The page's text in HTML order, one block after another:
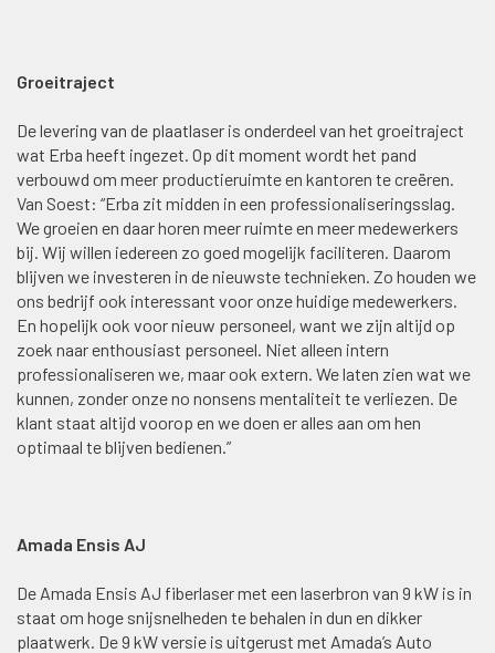
Groeitraject
De levering van de plaatlaser is onderdeel van het groeitraject
wat Erba heeft ingezet. Op dit moment wordt het pand
verbouwd om meer productieruimte en kantoren te creëren.
Van Soest: “Erba zit midden in een professionaliseringsslag.
We groeien en daar horen meer ruimte en meer medewerkers
bij. Wij willen iedereen zo goed mogelijk faciliteren. Daarom
blijven we investeren in de nieuwste technieken. Zo houden we
ons bedrijf ook interessant voor onze huidige medewerkers.
En hopelijk ook voor nieuw personeel, want we zijn altijd op
zoek naar enthousiast personeel. Niet alleen intern
professionaliseren we, maar ook extern. We laten zien wat we
kunnen, zonder onze no nonsens mentaliteit te verliezen. De
klant staat altijd voorop en we doen er alles aan om hen
optimaal te blijven bedienen.”
Amada Ensis AJ
De Amada Ensis AJ fiberlaser met een laserbron van 9 kW is in
staat om hoge snijsnelheden te behalen in dun en dikker
plaatwerk. De 9 kW versie is uitgerust met Amada’s Auto